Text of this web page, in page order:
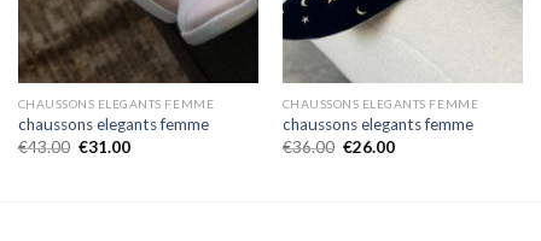
CHAUSSONS ELEGANTS FEMME
chaussons elegants femme
€43.00 €31.00
CHAUSSONS ELEGANTS FEMME
chaussons elegants femme
€36.00 €26.00